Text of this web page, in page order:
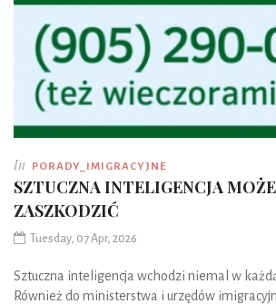
In PORADY_IMIGRACYJNE
SZTUCZNA INTELIGENCJA
ZASZKODZIĆ
Tuesday, 07 Apr, 2026
Sztuczna inteligencja wchodzi niemal w
Również do ministerstwa i urzędów